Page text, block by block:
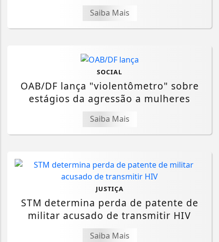
Saiba Mais
SOCIAL
OAB/DF lança "violentômetro" sobre
estágios da agressão a mulheres
Saiba Mais
JUSTIÇA
STM determina perda de patente de
militar acusado de transmitir HIV
Saiba Mais